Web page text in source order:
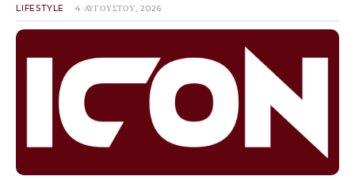
LIFESTYLE 4 ΑΥΓΟΎΣΤΟΥ, 2026